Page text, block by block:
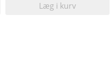
Læg i kurv